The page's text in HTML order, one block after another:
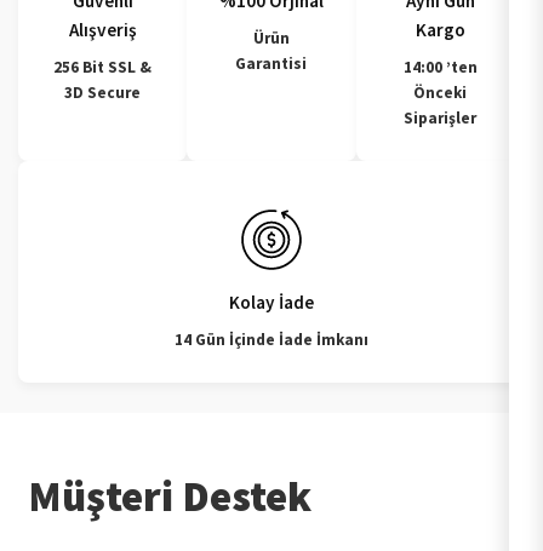
Alışveriş
256 Bit SSL &
3D Secure
Ürün
Garantisi
Kargo
14:00 ’ten
Önceki
Siparişler
Kolay İade
14 Gün İçinde İade İmkanı
Müşteri Destek